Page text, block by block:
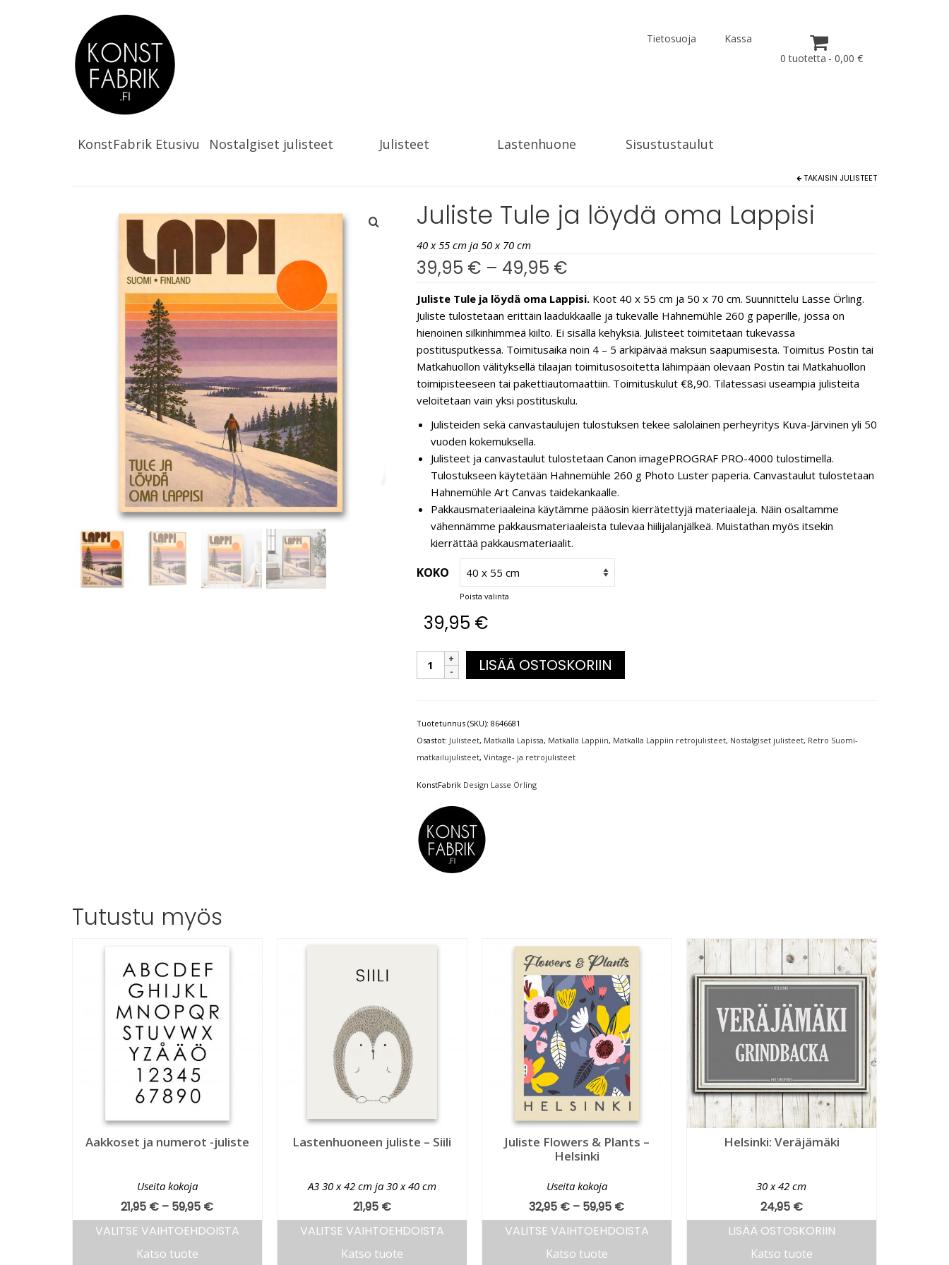
Tietosuoja
Kassa
0 tuotetta
0,00 €
KonstFabrik Etusivu Nostalgiset julisteet Julisteet Lastenhuone Sisustustaulut
TAKAISIN JULISTEET
Juliste Tule ja löydä oma Lappisi
40 x 55 cm ja 50 x 70 cm
39,95 € – 49,95 €
Juliste Tule ja löydä oma Lappisi.Koot 40 x 55 cm ja 50 x 70 cm. Suunnittelu Lasse Örling.
Juliste tulostetaan erittäin laadukkaalle ja tukevalle Hahnemühle 260 g paperille, jossa on
hienoinen silkinhimmeä kiilto. Ei sisällä kehyksiä. Julisteet toimitetaan tukevassa
postitusputkessa. Toimitusaika noin 4 – 5 arkipäivää maksun saapumisesta. Toimitus Postin tai
Matkahuollon välityksellä tilaajan toimitusosoitetta lähimpään olevaan Postin tai Matkahuollon
toimipisteeseen tai pakettiautomaattiin. Toimituskulut €8,90. Tilatessasi useampia julisteita
veloitetaan vain yksi postituskulu.
Julisteiden sekä canvastaulujen tulostuksen tekee salolainen perheyritys Kuva-Järvinen yli 50
vuoden kokemuksella.
Julisteet ja canvastaulut tulostetaan Canon imagePROGRAF PRO-4000 tulostimella.
Tulostukseen käytetään Hahnemühle 260 g Photo Luster paperia. Canvastaulut tulostetaan
Hahnemühle Art Canvas taidekankaalle.
Pakkausmateriaaleina käytämme pääosin kierrätettyjä materiaaleja. Näin osaltamme
vähennämme pakkausmateriaaleista tulevaa hiilijalanjälkeä. Muistathan myös itsekin
kierrättää pakkausmateriaalit.
KOKO
Poista valinta
39,95 €
LISÄÄ OSTOSKORIIN
Tuotetunnus (SKU): 8646681
Osastot: Julisteet, Matkalla Lapissa, Matkalla Lappiin, Matkalla Lappiin retrojulisteet, Nostalgiset julisteet, Retro Suomi-
matkailujulisteet, Vintage- ja retrojulisteet
KonstFabrik Design Lasse Örling
Tutustu myös
Aakkoset ja numerot -juliste
Useita kokoja
21,95 € – 59,95 €
VALITSE VAIHTOEHDOISTA
Katso tuote
Lastenhuoneen juliste – Siili
A3 30 x 42 cm ja 30 x 40 cm
21,95 €
VALITSE VAIHTOEHDOISTA
Katso tuote
Juliste Flowers & Plants –
Helsinki
Useita kokoja
32,95 € – 59,95 €
VALITSE VAIHTOEHDOISTA
Katso tuote
Helsinki: Veräjämäki
30 x 42 cm
24,95 €
LISÄÄ OSTOSKORIIN
Katso tuote